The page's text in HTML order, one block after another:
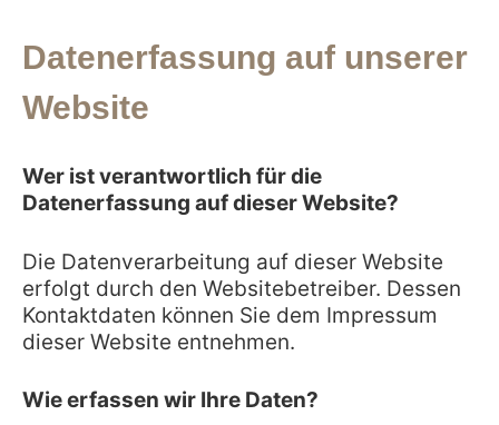
Datenerfassung auf unserer
Website
Wer ist verantwortlich für die
Datenerfassung auf dieser Website?
Die Datenverarbeitung auf dieser Website
erfolgt durch den Websitebetreiber. Dessen
Kontaktdaten können Sie dem Impressum
dieser Website entnehmen.
Wie erfassen wir Ihre Daten?